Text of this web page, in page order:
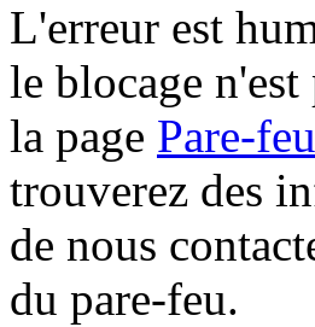
L'erreur est
le blocage
la page Pare-
trouverez des
de nous
du pare-feu.